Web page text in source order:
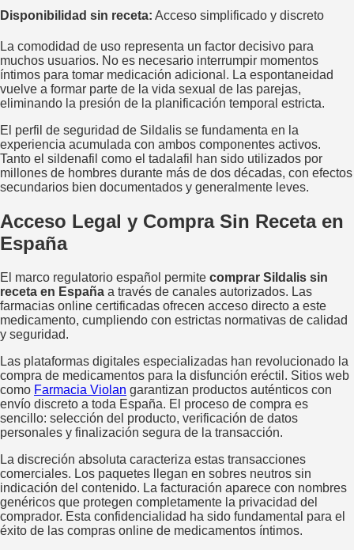
Disponibilidad sin receta: Acceso simplificado y discreto
La comodidad de uso representa un factor decisivo para
muchos usuarios. No es necesario interrumpir momentos
íntimos para tomar medicación adicional. La espontaneidad
vuelve a formar parte de la vida sexual de las parejas,
eliminando la presión de la planificación temporal estricta.
El perfil de seguridad de Sildalis se fundamenta en la
experiencia acumulada con ambos componentes activos.
Tanto el sildenafil como el tadalafil han sido utilizados por
millones de hombres durante más de dos décadas, con efectos
secundarios bien documentados y generalmente leves.
Acceso Legal y Compra Sin Receta en
España
El marco regulatorio español permite comprar Sildalis sin
receta en España a través de canales autorizados. Las
farmacias online certificadas ofrecen acceso directo a este
medicamento, cumpliendo con estrictas normativas de calidad
y seguridad.
Las plataformas digitales especializadas han revolucionado la
compra de medicamentos para la disfunción eréctil. Sitios web
como Farmacia Violan garantizan productos auténticos con
envío discreto a toda España. El proceso de compra es
sencillo: selección del producto, verificación de datos
personales y finalización segura de la transacción.
La discreción absoluta caracteriza estas transacciones
comerciales. Los paquetes llegan en sobres neutros sin
indicación del contenido. La facturación aparece con nombres
genéricos que protegen completamente la privacidad del
comprador. Esta confidencialidad ha sido fundamental para el
éxito de las compras online de medicamentos íntimos.